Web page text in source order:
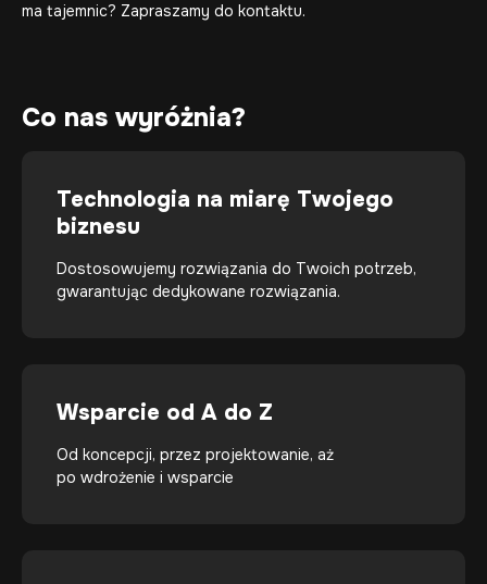
ma tajemnic? Zapraszamy do kontaktu.
Co nas wyróżnia?
Technologia na miarę Twojego
biznesu
Dostosowujemy rozwiązania do Twoich potrzeb,
gwarantując dedykowane rozwiązania.
Wsparcie od A do Z
Od koncepcji, przez projektowanie, aż
po wdrożenie i wsparcie